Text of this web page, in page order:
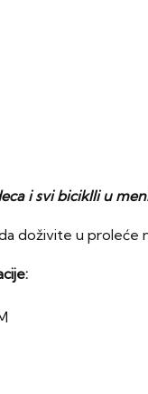
i svi biciklli u
doživite u proleće